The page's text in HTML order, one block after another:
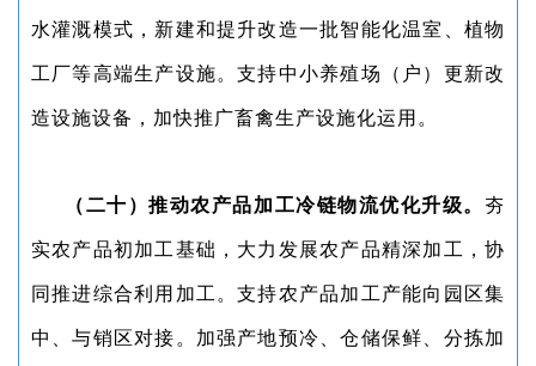
水灌溉模式，新建和提升改造一批智能化温室、植物
工厂等高端生产设施。支持中小养殖场（户）更新改
造设施设备，加快推广畜禽生产设施化运用。
（二十）推动农产品加工冷链物流优化升级。 夯
实农产品初加工基础，大力发展农产品精深加工，协
同推进综合利用加工。支持农产品加工产能向园区集
中、与销区对接。加强产地预冷、仓储保鲜、分拣加